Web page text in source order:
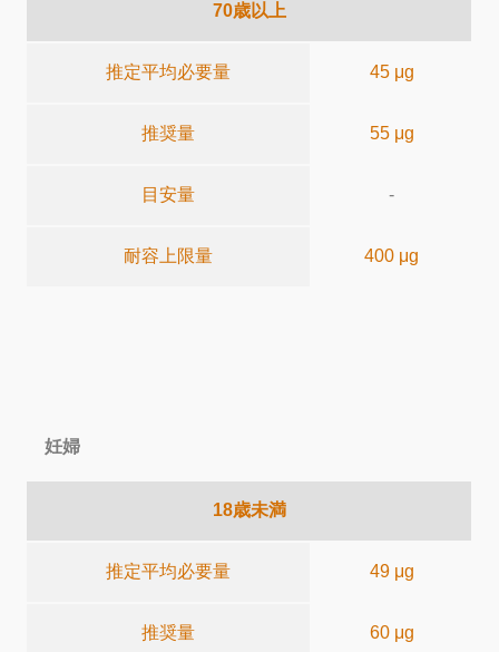
70歳以上
推定平均必要量 45 μg
推奨量 55 μg
目安量 -
耐容上限量 400 μg
妊婦
18歳未満
推定平均必要量 49 μg
推奨量 60 μg